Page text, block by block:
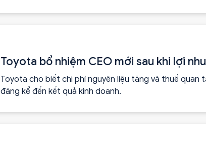
Toyota bổ nhiệm CEO mới sau khi lợi
Toyota cho biết chi phí nguyên liệu tăng và thuế quan
đáng kể đến kết quả kinh doanh.